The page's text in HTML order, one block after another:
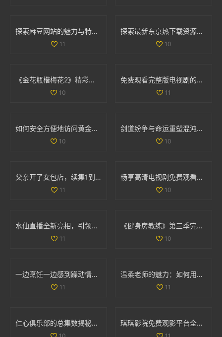
探索麻豆网站的魅力与特色，揭开其背后的惊人故事
11
探索最新东京热下载资源，畅享精彩影视体验大战点子
10
《金花瓶楷梅花2》精彩重播，带你领略艺术之美与文化魅力
10
免费观看完整版电视剧的下载方法与资源推荐
11
如何安全方便地访问黄金网站的官方网站指南
10
剑道纷争与命运重塑混沌剑神的传奇冒险旅程
10
父亲开了女包店，续集1到100集精彩故事全记录
11
畅享高清电视剧免费观看的精彩推荐你不容错过
10
水仙直播全新亮相，引领互动娱乐新时代，精彩内容不容错过
11
《健身房教练》第三季完美回归，畅享全新健身挑战与成长故事
10
一边烹饪一边感到躁动情绪是怎么回事探讨原因与应对方法
11
温柔老师的魅力：如何用爱心与耐心影响学生成长
11
仁心俱乐部的总集数揭秘，带你走进每个精彩故事背后 琪琪影院免费观影平台全新上线，尽享各类精彩视频内容